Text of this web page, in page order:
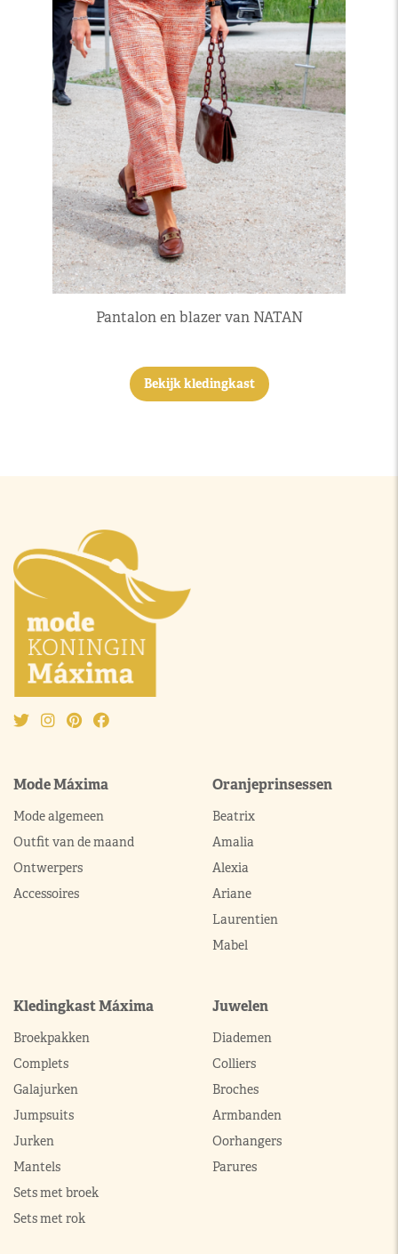
Pantalon en blazer van NATAN
Bekijk kledingkast
Mode Máxima
Mode algemeen
Outfit van de maand
Ontwerpers
Accessoires
Oranjeprinsessen
Beatrix
Amalia
Alexia
Ariane
Laurentien
Mabel
Kledingkast Máxima
Broekpakken
Complets
Galajurken
Jumpsuits
Jurken
Mantels
Sets met broek
Sets met rok
Juwelen
Diademen
Colliers
Broches
Armbanden
Oorhangers
Parures